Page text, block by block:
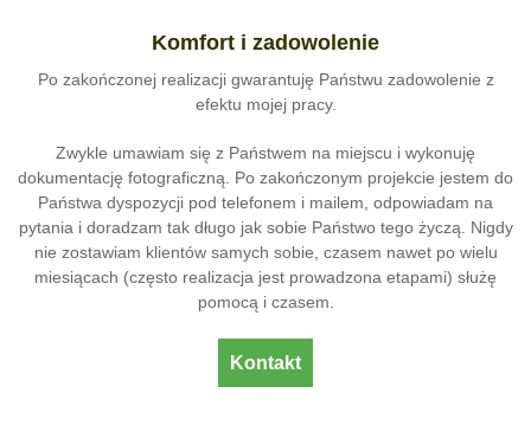
Komfort i zadowolenie
Po zakończonej realizacji gwarantuję Państwu zadowolenie z
efektu mojej pracy.
Zwykle umawiam się z Państwem na miejscu i wykonuję
dokumentację fotograficzną. Po zakończonym projekcie jestem do
Państwa dyspozycji pod telefonem i mailem, odpowiadam na
pytania i doradzam tak długo jak sobie Państwo tego życzą. Nigdy
nie zostawiam klientów samych sobie, czasem nawet po wielu
miesiącach (często realizacja jest prowadzona etapami) służę
pomocą i czasem.
Kontakt